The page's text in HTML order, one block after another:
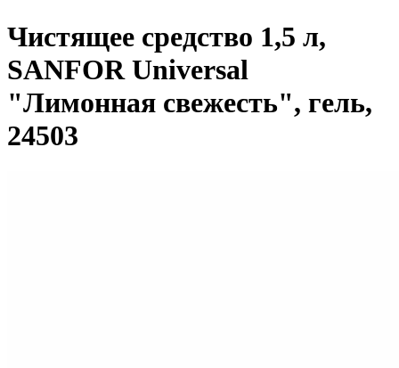
Чистящее средство 1,5 л,
SANFOR Universal
"Лимонная свежесть", гель,
24503